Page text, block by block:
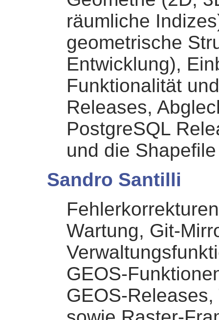
räumliche
geometrische
Entwicklung),
Funktionalität
Releases,
PostgreSQL
und die
Sandro Santilli
Wartung, Git-
GEOS-
GEOS-